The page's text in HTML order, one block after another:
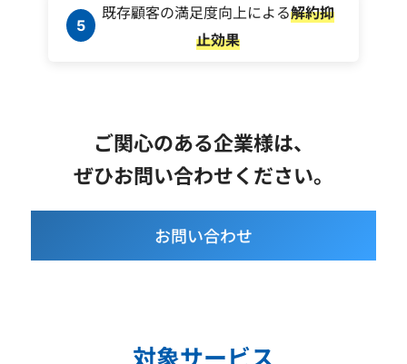
5
既存顧客の満足度向上による解約抑
止効果
ご関心のある企業様は、
ぜひお問い合わせください。
お問い合わせ
対象サービス